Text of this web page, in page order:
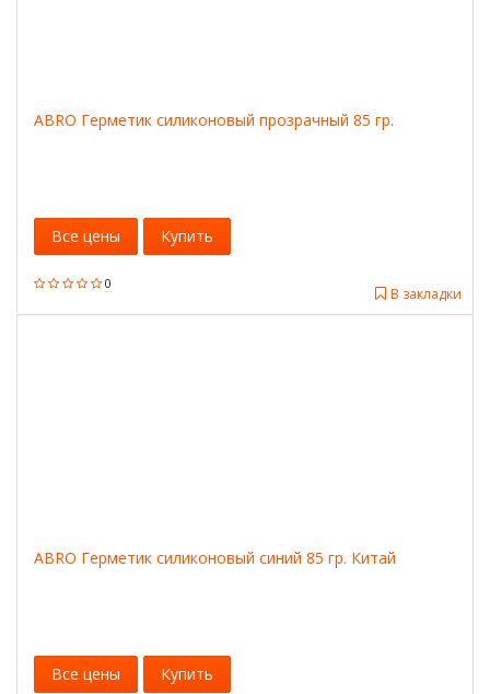
ABRO Герметик силиконовый прозрачный 85 гр.
0
В закладки
Все цены Купить
ABRO Герметик силиконовый синий 85 гр. Китай
Все цены Купить